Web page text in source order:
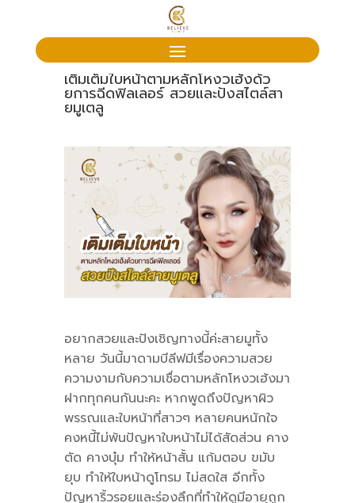
เติมเต็มใบหน้าตามหลักโหงวเฮ้งด้ว
ยการฉีดฟิลเลอร์ สวยและปังสไตล์สา
ยมูเตลู
อยากสวยและปังเชิญทางนี้ค่ะสายมูทั้ง
หลาย วันนี้มาดามบีลีฟมีเรื่องความสวย
ความงามกับความเชื่อตามหลักโหงวเฮ้งมา
ฝากทุกคนกันนะคะ หากพูดถึงปัญหาผิว
พรรณและใบหน้าที่สาวๆ หลายคนหนักใจ
คงหนี้ไม่พ้นปัญหาใบหน้าไม่ได้สัดส่วน คาง
ตัด คางบุ๋ม ทำให้หน้าสั้น แก้มตอบ ขมับ
ยุบ ทำให้ใบหน้าดูโทรม ไม่สดใส อีกทั้ง
ปัญหาริ้วรอยและร่องลึกที่ทำให้ดูมีอายุถูก